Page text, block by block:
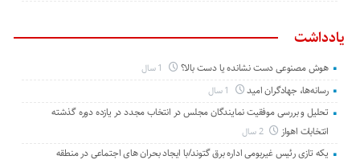
یادداشت
هوش مصنوعی دست نشانده یا دست بالا؟
رسانه‌ها، جهادگران امید
تحلیل و بررسی موفقیت نمایندگان مجلس در انتخاب مجدد در یازده دوره گذشته
انتخابات اهواز
2 سال
یکه تازی رئیس غیربومی اداره برق گتوند/با ایجاد بحران های اجتماعی در منطقه